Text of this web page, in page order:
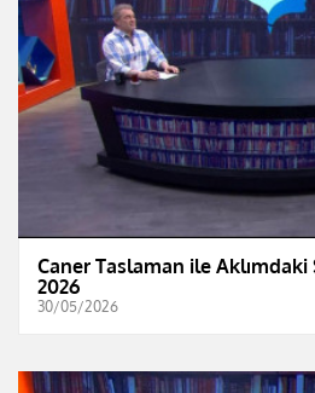
Caner Taslaman ile Aklımdaki
2026
30/05/2026